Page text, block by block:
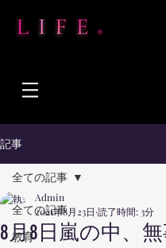
記事
全ての記事
教育
全ての記事
8月8日嵐の中、
Admin
2021年8月23日 読了時間: 3分